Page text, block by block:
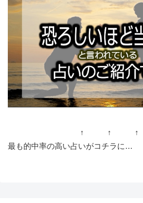
↑ ↑ ↑
最も的中率の高い占いがコチラに…